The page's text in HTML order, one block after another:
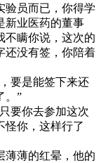
验员而已，你得学
新业医药的董事
不瞒你说，这次的
还没有签，你陪着
要是能签下来还
。”
要你去参加这次
怪你，这样行了
薄薄的红晕，他的